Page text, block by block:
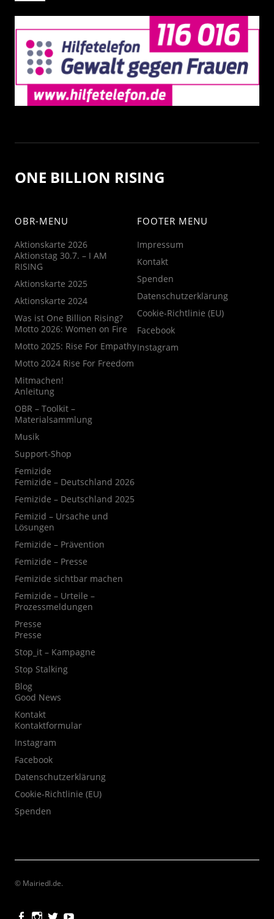
ONE BILLION RISING
OBR-MENU
Aktionskarte 2026
Aktionstag 30.7. – I AM
RISING
Aktionskarte 2025
Aktionskarte 2024
Was ist One Billion Rising?
Motto 2026: Women on Fire
Motto 2025: Rise For Empathy
Motto 2024 Rise For Freedom
Mitmachen!
Anleitung
OBR – Toolkit –
Materialsammlung
Musik
Support-Shop
Femizide
Femizide – Deutschland 2026
Femizide – Deutschland 2025
Femizid – Ursache und
Lösungen
Femizide – Prävention
Femizide – Presse
Femizide sichtbar machen
Femizide – Urteile –
Prozessmeldungen
Presse
Presse
Stop_it – Kampagne
Stop Stalking
Blog
Good News
Kontakt
Kontaktformular
Instagram
Facebook
Datenschutzerklärung
Cookie-Richtlinie (EU)
Spenden
FOOTER MENU
Impressum
Kontakt
Spenden
Datenschutzerklärung
Cookie-Richtlinie (EU)
Facebook
Instagram
© Mairiedl.de